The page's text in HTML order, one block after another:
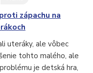
zápachu na
uteráky, ale vôbec
tohto malého, ale
je detská hra,